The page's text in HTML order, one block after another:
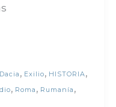
Dacia , Exilio, HISTORIA,
, Roma , Rumanía ,